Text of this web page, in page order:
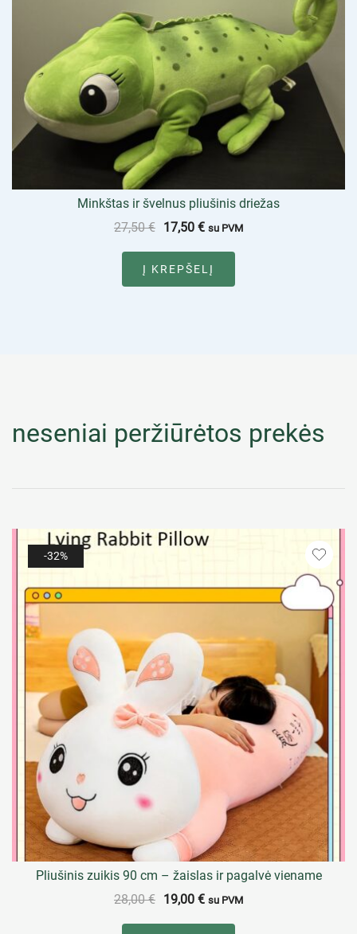
Minkštas ir švelnus pliušinis driežas
27,50€ 17,50 € su PVM
Į KREPŠELĮ
neseniai peržiūrėtos prekės
-32%
Pliušinis zuikis 90 cm – žaislas ir pagalvė viename
28,00€ 19,00 € su PVM